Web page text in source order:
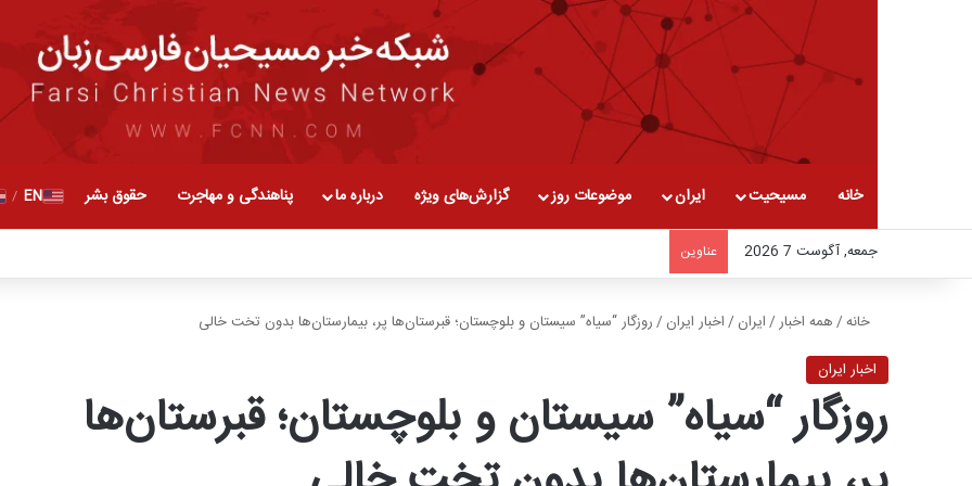
خانه مسیحیت ایران موضوعات روز گزارش‌های ویژه درباره ما پناهندگی و مهاجرت حقوق بشر EN
/
جمعه, آگوست 7 2026 عناوین
خانه/همه اخبار/ایران /اخبار ایران /روزگار “سیاه” سیستان و بلوچستان؛ قبرستان‌ها پر، بیمارستان‌ها بدون تخت خالی
اخبار ایران
روزگار “سیاه” سیستان و بلوچستان؛ قبرستان‌ها